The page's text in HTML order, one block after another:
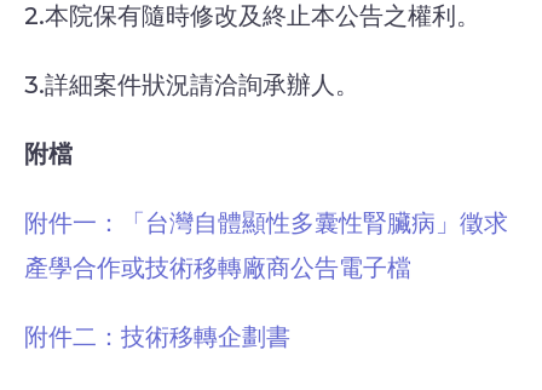
2.本院保有隨時修改及終止本公告之權利。
3.詳細案件狀況請洽詢承辦人。
附檔
附件一：「台灣自體顯性多囊性腎臟病」徵求
產學合作或技術移轉廠商公告電子檔
附件二：技術移轉企劃書